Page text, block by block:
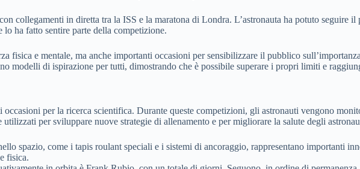
collegamenti in diretta tra la ISS e la maratona di Londra. L’astronauta ha potuto seguire il
lo ha fatto sentire parte della competizione.
fisica e mentale, ma anche importanti occasioni per sensibilizzare il pubblico
modelli di ispirazione per tutti, dimostrando che è possibile superare i propri limiti e
per la ricerca scientifica. Durante queste competizioni, gli astronauti vengono
per sviluppare nuove strategie di allenamento e per migliorare la salute degli
spazio, come i tapis roulant speciali e i sistemi di ancoraggio, rappresentano importanti
fisica.